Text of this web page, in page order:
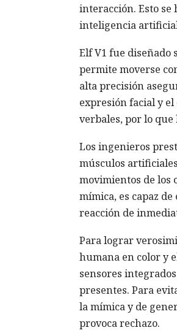
interacción. Esto se
inteligencia
Elf V1 fue
permite moverse
alta precisión
expresión facial y el
verbales, por lo
Los ingenieros
músculos
movimientos de los
mímica, es capaz
reacción de
Para lograr
humana en color y
sensores
presentes. Para
la mímica y de
provoca rechazo.